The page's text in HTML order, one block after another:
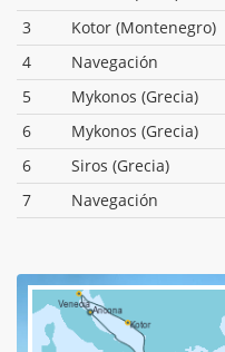
3
Kotor (Montenegro)
4
Navegación
5
Mykonos (Grecia)
6
Mykonos (Grecia)
6
Siros (Grecia)
7
Navegación